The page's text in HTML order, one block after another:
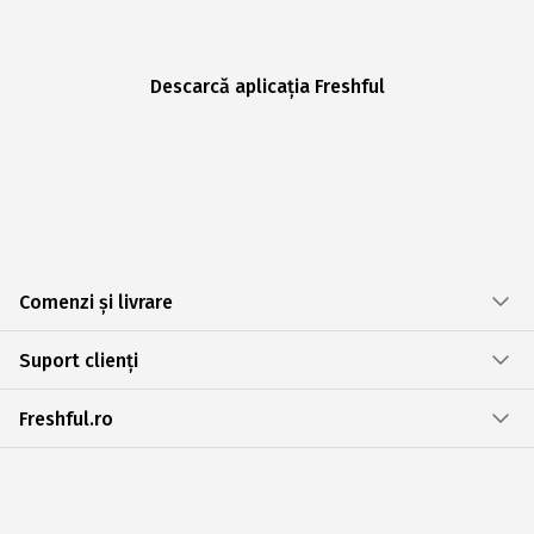
Descarcă aplicația Freshful
Comenzi și livrare
Suport clienți
Freshful.ro